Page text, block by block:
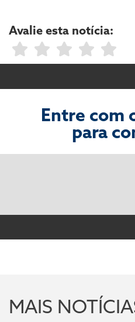
Avalie esta notícia:
Entre com
para
MAIS